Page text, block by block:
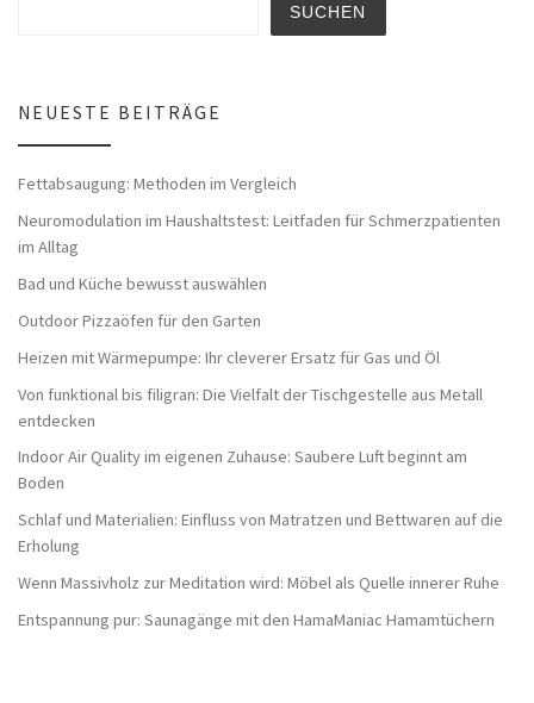
SUCHEN
NEUESTE BEITRÄGE
Fettabsaugung: Methoden im Vergleich
Neuromodulation im Haushaltstest: Leitfaden für Schmerzpatienten
im Alltag
Bad und Küche bewusst auswählen
Outdoor Pizzaöfen für den Garten
Heizen mit Wärmepumpe: Ihr cleverer Ersatz für Gas und Öl
Von funktional bis filigran: Die Vielfalt der Tischgestelle aus Metall
entdecken
Indoor Air Quality im eigenen Zuhause: Saubere Luft beginnt am
Boden
Schlaf und Materialien: Einfluss von Matratzen und Bettwaren auf die
Erholung
Wenn Massivholz zur Meditation wird: Möbel als Quelle innerer Ruhe
Entspannung pur: Saunagänge mit den HamaManiac Hamamtüchern